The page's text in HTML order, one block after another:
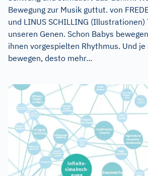
Bewegung zur Musik guttut. von
und LINUS SCHILLING (Illustrationen)
unseren Genen. Schon Babys
ihnen vorgespielten Rhythmus. Und
bewegen, desto mehr...